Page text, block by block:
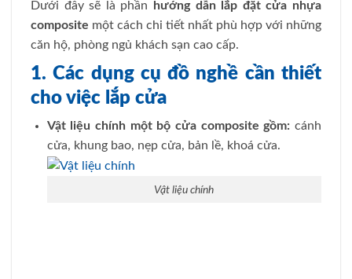
Dưới đây sẽ là phần hướng dẫn lắp đặt cửa nhựa
composite một cách chi tiết nhất phù hợp với những
căn hộ, phòng ngủ khách sạn cao cấp.
1. Các dụng cụ đồ nghề cần thiết
cho việc lắp cửa
Vật liệu chính một bộ cửa composite gồm: cánh
cửa, khung bao, nẹp cửa, bản lề, khoá cửa.
Vật liệu chính